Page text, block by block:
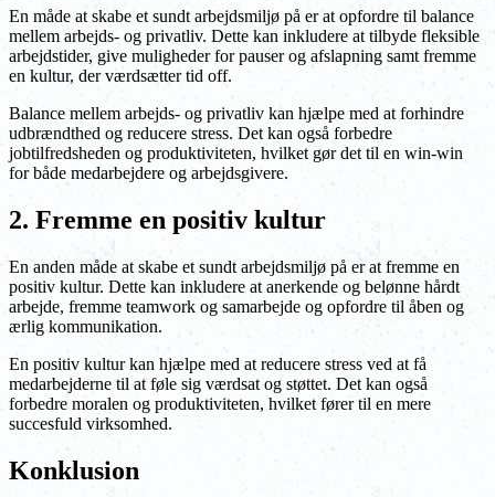
En måde at skabe et sundt arbejdsmiljø på er at opfordre til balance
mellem arbejds- og privatliv. Dette kan inkludere at tilbyde fleksible
arbejdstider, give muligheder for pauser og afslapning samt fremme
en kultur, der værdsætter tid off.
Balance mellem arbejds- og privatliv kan hjælpe med at forhindre
udbrændthed og reducere stress. Det kan også forbedre
jobtilfredsheden og produktiviteten, hvilket gør det til en win-win
for både medarbejdere og arbejdsgivere.
2. Fremme en positiv kultur
En anden måde at skabe et sundt arbejdsmiljø på er at fremme en
positiv kultur. Dette kan inkludere at anerkende og belønne hårdt
arbejde, fremme teamwork og samarbejde og opfordre til åben og
ærlig kommunikation.
En positiv kultur kan hjælpe med at reducere stress ved at få
medarbejderne til at føle sig værdsat og støttet. Det kan også
forbedre moralen og produktiviteten, hvilket fører til en mere
succesfuld virksomhed.
Konklusion